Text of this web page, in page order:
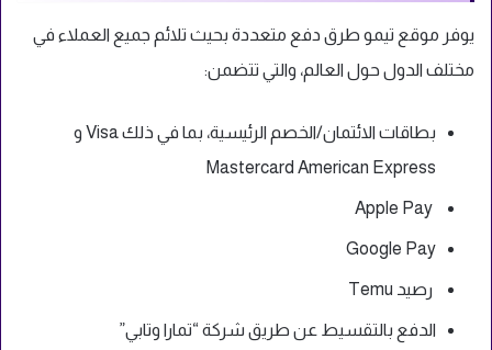
يوفر موقع تيمو طرق دفع متعددة بحيث تلائم جميع العملاء في
مختلف الدول حول العالم، والتي تتضمن:
بطاقات الائتمان/الخصم الرئيسية، بما في ذلك Visa و
Mastercard American Express
Google Pay
رصيد Temu
الدفع بالتقسيط عن طريق شركة “تمارا وتابي”